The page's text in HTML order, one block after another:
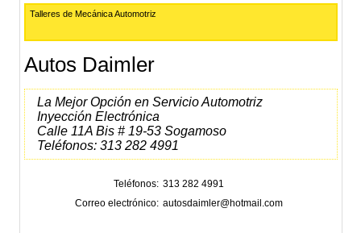
Talleres de Mecánica Automotriz
Autos Daimler
La Mejor Opción en Servicio Automotriz
Inyección Electrónica
Calle 11A Bis # 19-53 Sogamoso
Teléfonos: 313 282 4991
Teléfonos
313 282 4991
Correo electrónico
autosdaimler@hotmail.com